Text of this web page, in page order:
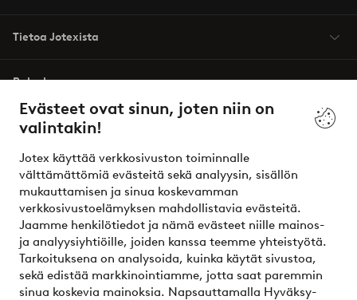
Evästeet ovat sinun, joten niin on
valintakin!
Jotex käyttää verkkosivuston toiminnalle
välttämättömiä evästeitä sekä analyysin, sisällön
mukauttamisen ja sinua koskevamman
verkkosivustoelämyksen mahdollistavia evästeitä.
Jaamme henkilötiedot ja nämä evästeet niille mainos-
ja analyysiyhtiöille, joiden kanssa teemme yhteistyötä.
Tarkoituksena on analysoida, kuinka käytät sivustoa,
sekä edistää markkinointiamme, jotta saat paremmin
sinua koskevia mainoksia. Napsauttamalla Hyväksy-
Tietoa Jotexista
Palvelumme
Ehdot
Ystävät
Turvalliset maksut – maksa nyt tai erissä
Haluatko tietää lisää maksuvaihtoehdoistamme?
elpy